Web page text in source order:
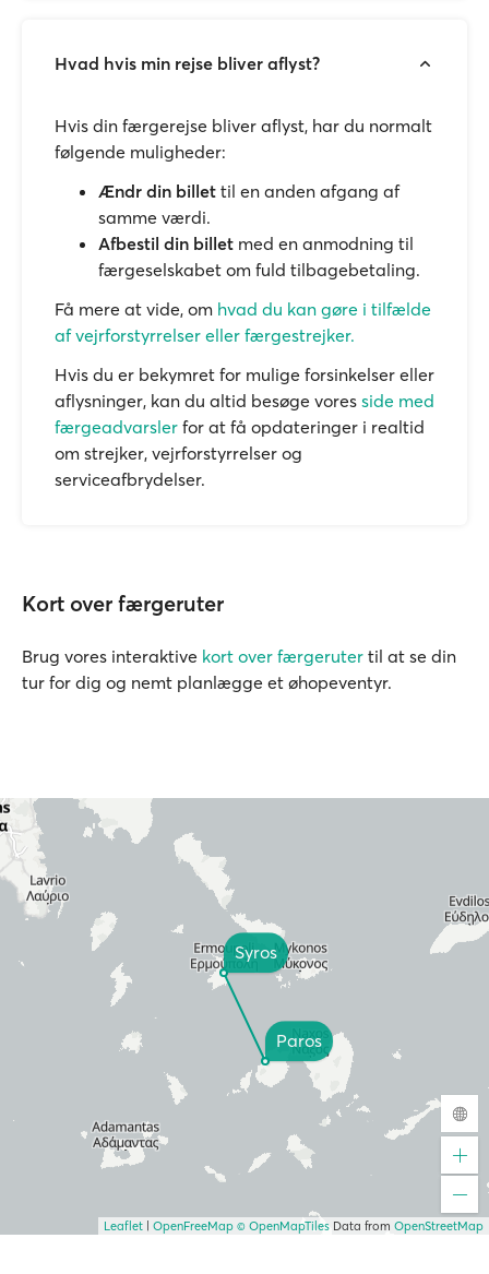
Hvad hvis min rejse bliver aflyst?
Hvis din færgerejse bliver aflyst, har du normalt
følgende muligheder:
Ændr din billet til en anden afgang af
samme værdi.
Afbestil din billet med en anmodning til
færgeselskabet om fuld tilbagebetaling.
Få mere at vide, om hvad du kan gøre i tilfælde
af vejrforstyrrelser eller færgestrejker.
Hvis du er bekymret for mulige forsinkelser eller
aflysninger, kan du altid besøge vores side med
færgeadvarsler for at få opdateringer i realtid
om strejker, vejrforstyrrelser og
serviceafbrydelser.
Kort over færgeruter
Brug vores interaktive kort over færgeruter til at se din
tur for dig og nemt planlægge et øhopeventyr.
Paros
Syros
Leaflet OpenFreeMap © OpenMapTiles Data from OpenStreetMap